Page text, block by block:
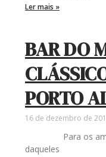
Ler mais »
BAR DO
PORTO
16 de dezembro de
Para os
daqueles